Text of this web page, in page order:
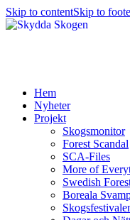
Skip to contentSkip to
Hem
Nyheter
Projekt
Skogsmonitor
Forest Scandal
SCA-Files
More of
Swedish
Boreala